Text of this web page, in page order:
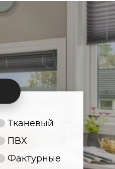
Тканевый
ПВХ
Фактурные